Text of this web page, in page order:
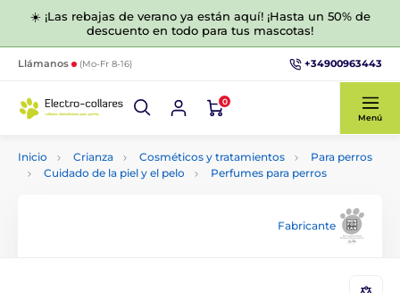
☀️ ¡Las rebajas de verano ya están aquí! ¡Hasta un 50% de
descuento en todo para tus mascotas!
Llámanos (Mo-Fr 8-16) +34900963443
0
Menú
Inicio Crianza Cosméticos y tratamientos
Para perros
Cuidado de la piel y el pelo
Perfumes para perros
Fabricante